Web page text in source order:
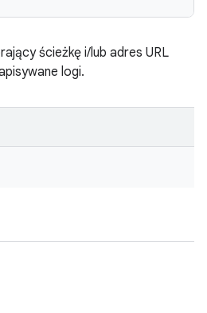
ścieżkę i/lub adres URL
logi.